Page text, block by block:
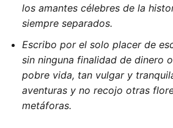
los amantes célebres de la
siempre separados.
Escribo por el solo placer de
sin ninguna finalidad de dinero
pobre vida, tan vulgar y
aventuras y no recojo otras
metáforas.